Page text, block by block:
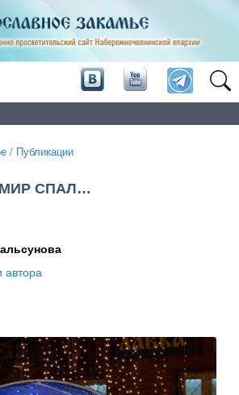
/ Публикации
СПАЛ…
автора